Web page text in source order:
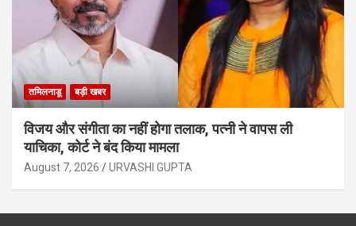
तमिलनाडू बड़ी खबर
विजय और संगीता का नहीं होगा तलाक, पत्नी ने वापस ली
याचिका, कोर्ट ने बंद किया मामला
August 7, 2026 URVASHI GUPTA